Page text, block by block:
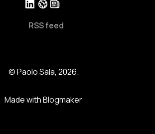
RSS feed
© Paolo Sala, 2026.
Made with Blogmaker